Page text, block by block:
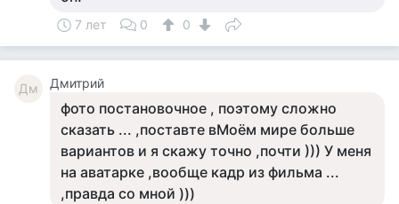
7 лет 0 0
Дм Дмитрий
фото постановочное , поэтому сложно
сказать ... ,поставте вМоём мире больше
вариантов и я скажу точно ,почти ))) У меня
на аватарке ,вообще кадр из фильма ...
,правда со мной )))